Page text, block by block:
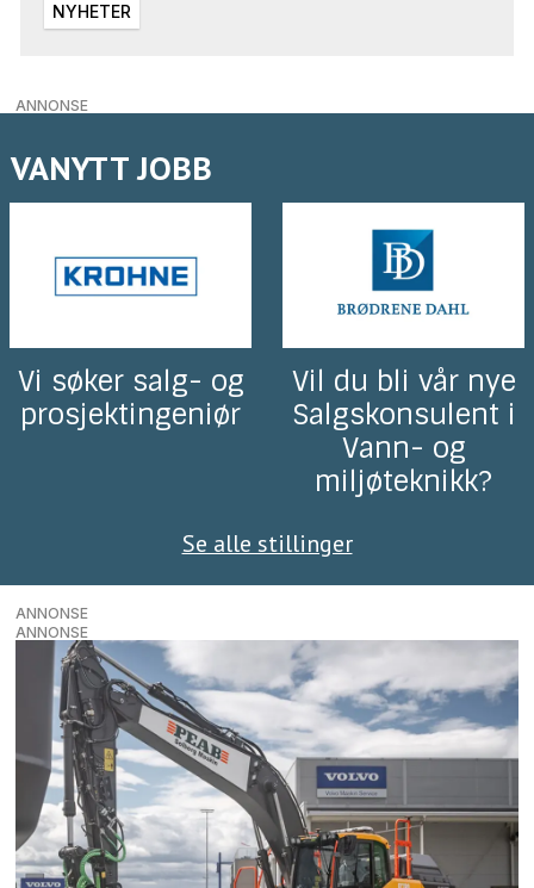
NYHETER
ANNONSE
VANYTT JOBB
Vi søker salg- og
prosjektingeniør
Vil du bli vår nye
Salgskonsulent i
Vann- og
miljøteknikk?
Se alle stillinger
ANNONSE
ANNONSE